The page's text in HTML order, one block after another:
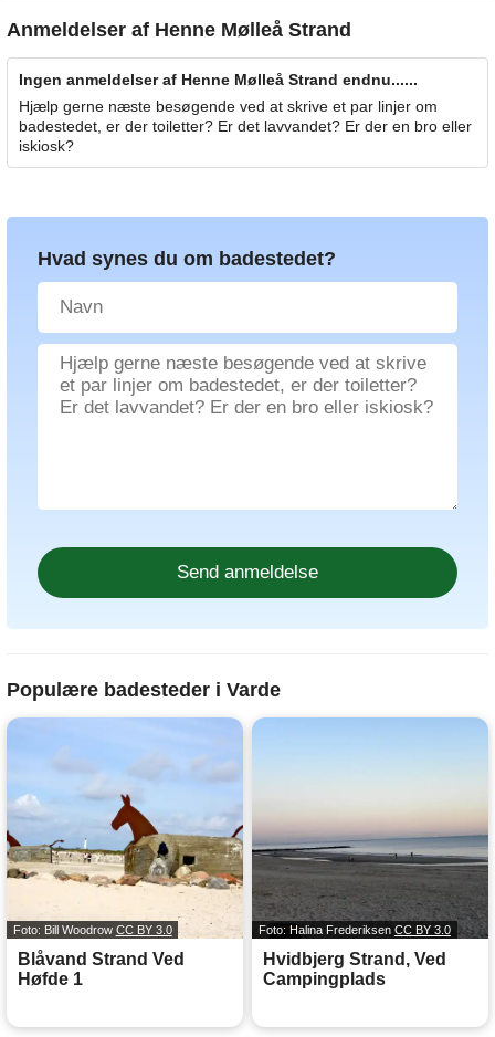
Anmeldelser af Henne Mølleå Strand
Ingen anmeldelser af Henne Mølleå Strand endnu......
Hjælp gerne næste besøgende ved at skrive et par linjer om
badestedet, er der toiletter? Er det lavvandet? Er der en bro eller
iskiosk?
Hvad synes du om badestedet?
Populære badesteder i Varde
Foto: Bill Woodrow CC BY 3.0
Blåvand Strand Ved
Høfde 1
Foto: Halina Frederiksen CC BY 3.0
Hvidbjerg Strand, Ved
Campingplads